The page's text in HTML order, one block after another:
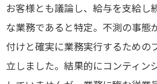
お客様とも議論し、給与を支給し
な業務であると特定。不測の事態
付けと確実に業務実行するための
立しました。結果的にコンティン